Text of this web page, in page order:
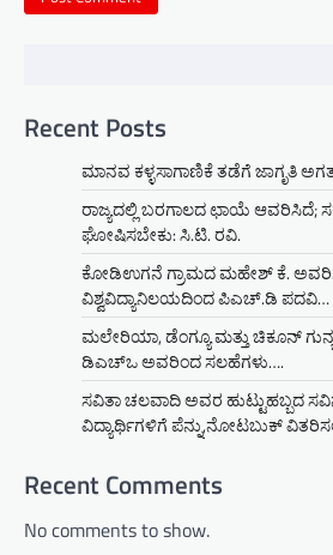
Recent Posts
ಮಾನವ ಕಳ್ಳಸಾಗಾಣಿಕೆ ತಡೆಗೆ ಜಾಗೃತಿ
ರಾಜ್ಯದಲ್ಲಿ ಬರಗಾಲದ ಛಾಯೆ ಆವರಿಸಿದೆ;
ಘೋಷಿಸಬೇಕು: ಸಿ.ಟಿ. ರವಿ.
ಕೋಡಿಉಗನೆ ಗ್ರಾಮದ ಮಹೇಶ್ ಕೆ.
ವಿಶ್ವವಿದ್ಯಾನಿಲಯದಿಂದ ಪಿಎಚ್.ಡಿ ಪದವಿ…
ಮಲೇರಿಯಾ, ಡೆಂಗ್ಯೂ ಮತ್ತು ಚಿಕೂನ್
ಡಿಎಚ್‌ಒ ಅವರಿಂದ ಸಲಹೆಗಳು….
ಸವಿತಾ ಚಲವಾದಿ ಅವರ ಹುಟ್ಟುಹಬ್ಬದ
ವಿದ್ಯಾರ್ಥಿಗಳಿಗೆ ಪೆನ್ನು,ನೋಟಬುಕ್
Recent Comments
No comments to show.